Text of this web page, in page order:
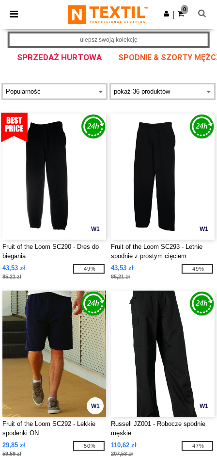
× Aplikacja Ntextil
Lepsze ceny w aplikacji!
Pobierz app
0
SPRZEDAŻ HURTOWA SPODNIE & SZORTY
ulepsz swoją kolekcję
W1
Fruit of the Loom SC290 - Dres do
biegania
43,53 zł
85,21 zł
-49%
W1
Fruit of the Loom SC293 - Letnie
spodnie z prostym cięciem
43,53 zł
85,21 zł
-49%
W1
Fruit of the Loom SC292 - Lekkie
spodenki ON
29,85 zł
59,59 zł
-50%
W1
Russell JZ001 - Robocze spodnie
męskie
110,62 zł
207,53 zł
-47%